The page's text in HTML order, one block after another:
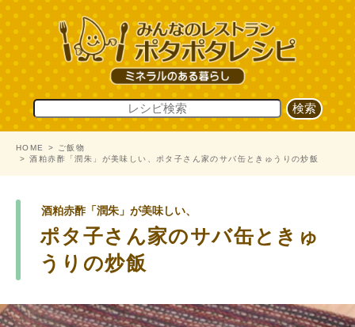
HOME
ご飯物
酒粕赤酢「潤朱」が美味しい、ポタ子さん家のサバ缶ときゅうりの炒飯
酒粕赤酢「潤朱」が美味しい、
ポタ子さん家のサバ缶ときゅ
うりの炒飯